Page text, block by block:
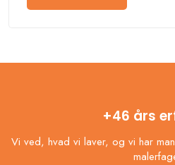
+46 års
Vi ved, hvad vi laver, og vi har